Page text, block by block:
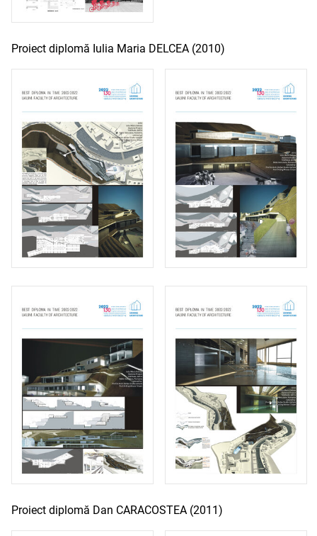
Proiect diplomă Iulia Maria DELCEA (2010)
Proiect diplomă Dan CARACOSTEA (2011)